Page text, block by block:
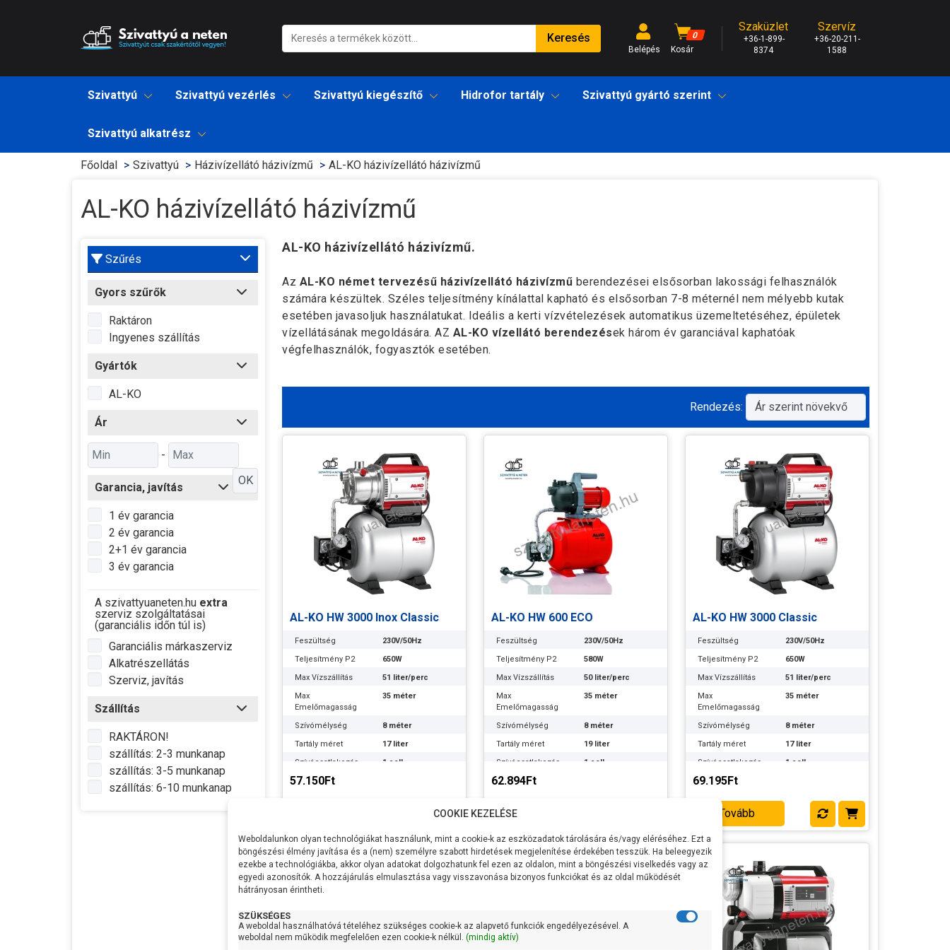
Keresés
Belépés
0
Kosár
Szaküzlet
+36-1-899-
8374
Szervíz
+36-20-211-
1588
Szivattyú Szivattyú vezérlés Szivattyú kiegészítő Hidrofor tartály Szivattyú gyártó szerint
Szivattyú alkatrész
Főoldal Szivattyú Házivízellátó házivízmű AL-KO házivízellátó házivízmű
AL-KO házivízellátó házivízmű
Szűrés
Gyors szűrők
Raktáron
Ingyenes szállítás
Gyártók
AL-KO
Ár
-
OK
Garancia, javítás
1 év garancia
2 év garancia
2+1 év garancia
3 év garancia
A szivattyuaneten.hu extra
szerviz szolgáltatásai
(garanciális időn túl is)
Garanciális márkaszerviz
Alkatrészellátás
Szerviz, javítás
Szállítás
RAKTÁRON!
szállítás: 2-3 munkanap
szállítás: 3-5 munkanap
szállítás: 6-10 munkanap
AL-KO házivízellátó házivízmű.
Az AL-KO német tervezésű házivízellátó házivízmű berendezései elsősorban lakossági felhasználók
számára készültek. Széles teljesítmény kínálattal kapható és elsősorban 7-8 méternél nem mélyebb kutak
esetében javasoljuk használatukat. Ideális a kerti vízvételezések automatikus üzemeltetéséhez, épületek
vízellátásának megoldására. AZ AL-KO vízellátó berendezések három év garanciával kaphatóak
végfelhasználók, fogyasztók esetében.
Rendezés:
AL-KO HW 3000 Inox Classic
Feszültség
230V/50Hz
Teljesítmény P2
650W
Max Vízszállítás
51 liter/perc
Max
Emelőmagasság
35 méter
Szívómélység
8 méter
Tartály méret
17 liter
Szívócsatlakozás
1 coll
Nyomócsatlakozás
Garancia:
3 év
Készlet
információ:
szállítás: 3-5
munkanap
57.150Ft
AL-KO HW 600 ECO
Feszültség
230V/50Hz
Teljesítmény P2
580W
Max Vízszállítás
50 liter/perc
Max
Emelőmagasság
35 méter
Szívómélység
8 méter
Tartály méret
19 liter
Szívócsatlakozás
1 coll
Nyomócsatlakozás
Termék súlya:
Garancia:
3 év
Készlet
információ:
szállítás: 3-5
munkanap
62.894Ft
AL-KO HW 3000 Classic
Feszültség
230V/50Hz
Teljesítmény P2
650W
Max Vízszállítás
51 liter/perc
Max
Emelőmagasság
35 méter
Szívómélység
8 méter
Tartály méret
17 liter
Szívócsatlakozás
1 coll
Nyomócsatlakozás
Gyártó:
Termék súlya:
Garancia:
Készlet
információ:
munkanap
69.195Ft
Tovább
COOKIE KEZELÉSE
Weboldalunkon olyan technológiákat használunk, mint a cookie-k az eszközadatok tárolására és/vagy eléréséhez. Ezt a
böngészési élmény javítása és a (nem) személyre szabott hirdetések megjelenítése érdekében tesszük. Ha beleegyezik
ezekbe a technológiákba, akkor olyan adatokat dolgozhatunk fel ezen az oldalon, mint a böngészési viselkedés vagy az
egyedi azonosítók. A hozzájárulás elmulasztása vagy visszavonása bizonyos funkciókat és az oldal működését
hátrányosan érintheti.
SZÜKSÉGES
A weboldal használhatóvá tételéhez szükséges cookie-k az alapvető funkciók engedélyezésével. A
weboldal nem működik megfelelően ezen cookie-k nélkül. (mindig aktív)